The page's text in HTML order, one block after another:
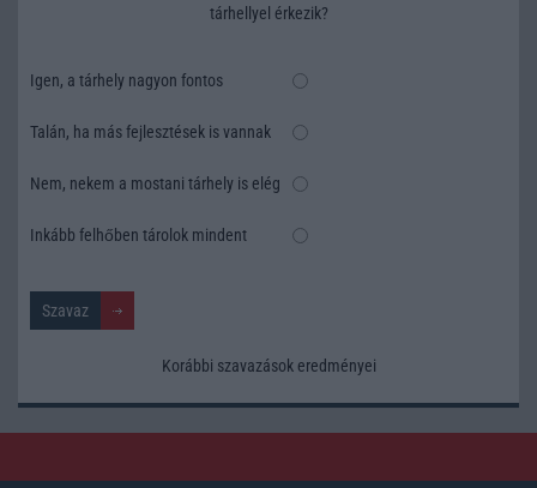
tárhellyel érkezik?
Igen, a tárhely nagyon fontos
Talán, ha más fejlesztések is vannak
Nem, nekem a mostani tárhely is elég
Inkább felhőben tárolok mindent
Korábbi szavazások eredményei